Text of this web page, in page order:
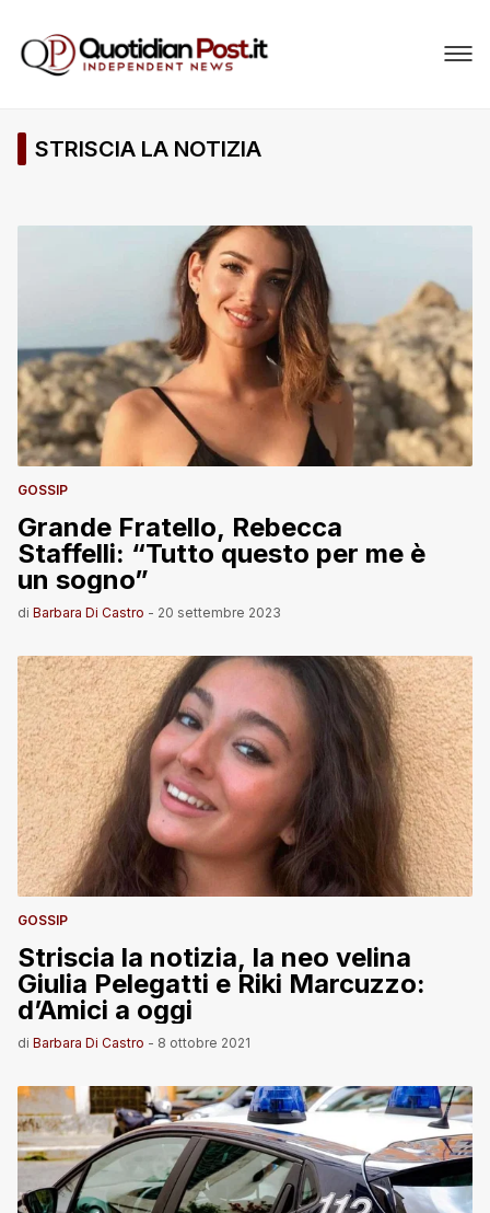
STRISCIA LA NOTIZIA
GOSSIP
Grande Fratello, Rebecca
Staffelli: “Tutto questo per me è
un sogno”
di Barbara Di Castro - 20 settembre 2023
GOSSIP
Striscia la notizia, la neo velina
Giulia Pelegatti e Riki Marcuzzo:
d’Amici a oggi
di Barbara Di Castro - 8 ottobre 2021